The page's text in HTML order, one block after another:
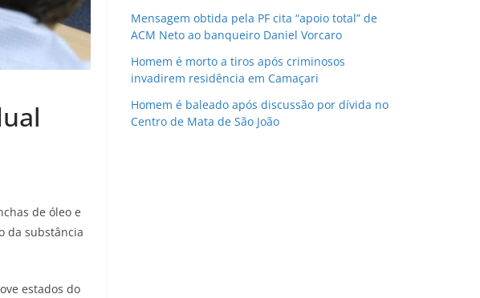
de óleo e
da substância
estados do
Mensagem obtida pela PF cita “apoio total” de
ACM Neto ao banqueiro Daniel Vorcaro
Homem é morto a tiros após criminosos
invadirem residência em Camaçari
Homem é baleado após discussão por dívida no
Centro de Mata de São João